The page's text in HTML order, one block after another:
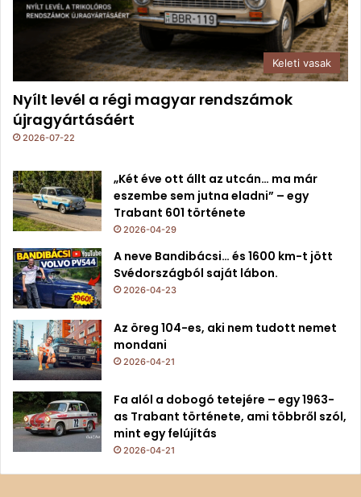
Keleti vasak
Nyílt levél a régi magyar rendszámok
újragyártásáért
2026-07-22
„Két éve ott állt az utcán… ma már
eszembe sem jutna eladni” – egy
Trabant 601 története
2026-04-29
A neve Bandibácsi… és 1600 km-t jött
Svédországból saját lábon.
2026-04-23
Az öreg 104-es, aki nem tudott nemet
mondani
2026-04-21
Fa alól a dobogó tetejére – egy 1963-
as Trabant története, ami többről szól,
mint egy felújítás
2026-04-21